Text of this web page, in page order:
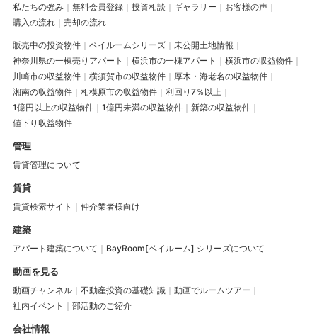
私たちの強み 無料会員登録 投資相談 ギャラリー
お客様の声
購入の流れ
売却の流れ
販売中の投資物件 ベイルームシリーズ
未公開土地情報
神奈川県の一棟売りアパート
横浜市の一棟アパート
横浜市の収益物件
川崎市の収益物件
横須賀市の収益物件
厚木・海老名の収益物件
湘南の収益物件
相模原市の収益物件
利回り7％以上
1億円以上の収益物件
1億円未満の収益物件
新築の収益物件
値下り収益物件
管理
賃貸管理について
賃貸
賃貸検索サイト 仲介業者様向け
建築
アパート建築について BayRoom[ベイルーム] シリーズについて
動画を見る
動画チャンネル 不動産投資の基礎知識
動画でルームツアー
社内イベント
部活動のご紹介
会社情報